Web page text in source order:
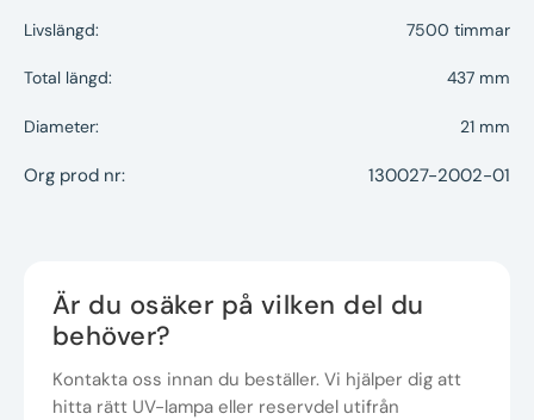
Livslängd: 7500 timmar
Total längd: 437 mm
Diameter: 21 mm
Org prod nr: 130027-2002-01
Är du osäker på vilken del du
behöver?
Kontakta oss innan du beställer. Vi hjälper dig att
hitta rätt UV-lampa eller reservdel utifrån